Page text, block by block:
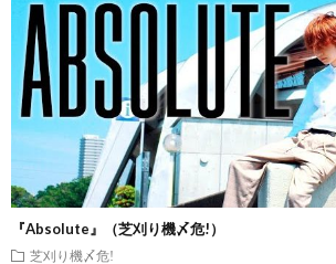
『Absolute』（芝刈り機〆危!）
芝刈り機〆危!